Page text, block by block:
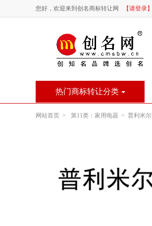
您好，欢迎来到创名商标转让网 【请登录】
热门商标转让分类
网站首页 > 第11类：家用电器 > 普利米尔